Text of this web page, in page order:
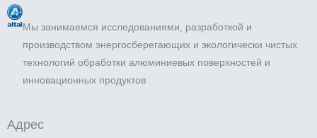
Мы занимаемся исследованиями, разработкой и
производством энергосберегающих и экологически чистых
технологий обработки алюминиевых поверхностей и
инновационных продуктов
Адрес